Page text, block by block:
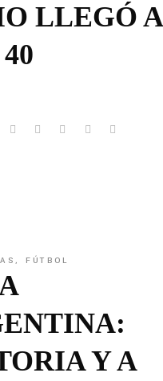
LLEGÓ A
, FÚTBOL
Y A